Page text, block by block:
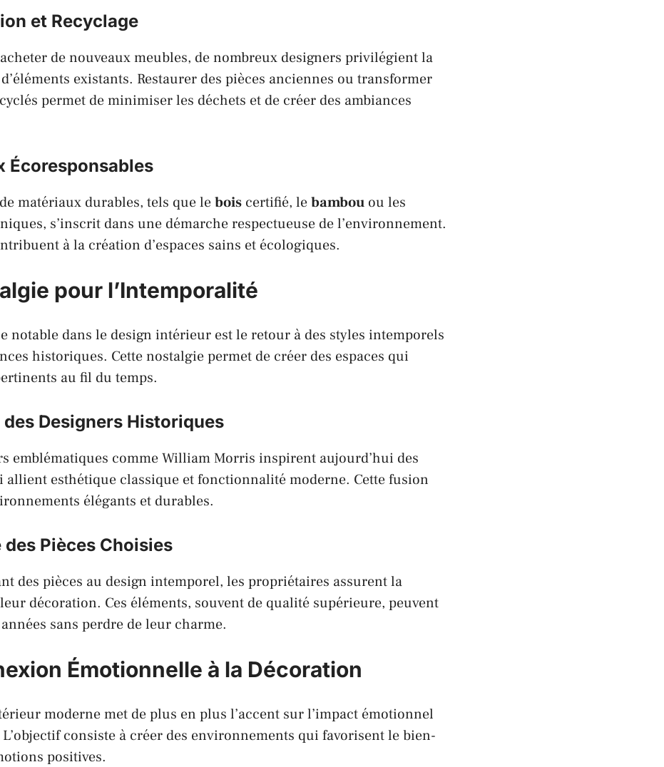
et Recyclage
de nouveaux meubles, de nombreux designers privilégient la
existants. Restaurer des pièces anciennes ou transformer
permet de minimiser les déchets et de créer des ambiances
Écoresponsables
matériaux durables, tels que lebois certifié, lebambou ou les
s’inscrit dans une démarche respectueuse de l’environnement.
à la création d’espaces sains et écologiques.
pour l’Intemporalité
notable dans le design intérieur est le retour à des styles intemporels
historiques. Cette nostalgie permet de créer des espaces qui
au fil du temps.
Designers Historiques
emblématiques commeWilliam Morris inspirent aujourd’hui des
allient esthétique classique et fonctionnalité moderne. Cette fusion
élégants et durables.
des Pièces Choisies
des pièces au design intemporel, les propriétaires assurent la
décoration. Ces éléments, souvent de qualité supérieure, peuvent
sans perdre de leur charme.
Émotionnelle à la Décoration
moderne met de plus en plus l’accent sur l’impact émotionnel
L’objectif consiste à créer des environnements qui favorisent le bien-
positives.